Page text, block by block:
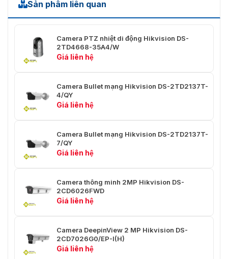
Thu
phóng kỹ
×1, ×2, ×4, ×8,×16
Chế độ
ngày &
đêm
Bộ lọc cắt IR với công tắc tự động
màn trập
1/1 giây đến 1/30.000 giây
sương mù
quang học
hình ảnh
Hình ảnh
Hiển thị một phần hình ảnh của kênh nhiệt
Màu mục
tiêu
Được hỗ trợ ở chế độ nóng trắng và nóng
đen (Tối đa 15 loại)
Sản phẩm liên quan
Camera PTZ nhiệt di động Hikvision DS-
2TD4668-35A4/W
Giá liên hệ
Camera Bullet mạng Hikvision DS-2TD2137T-
4/QY
Giá liên hệ
Camera Bullet mạng Hikvision DS-2TD2137T-
7/QY
Giá liên hệ
Camera thông minh 2MP Hikvision DS-
2CD6026FWD
Giá liên hệ
Camera DeepinView 2 MP Hikvision DS-
2CD7026G0/EP-I(H)
Giá liên hệ